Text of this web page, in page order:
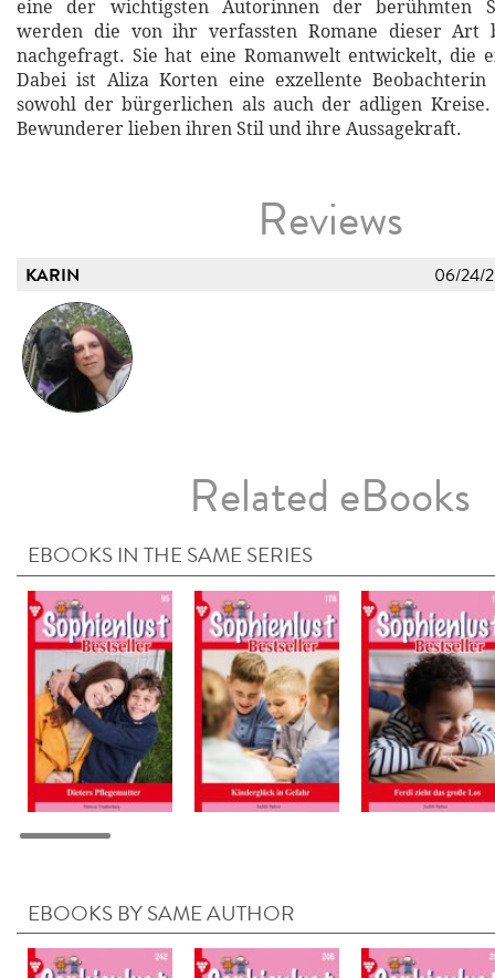
eine der wichtigsten Autorinnen der berühmten
werden die von ihr verfassten Romane dieser Art
nachgefragt. Sie hat eine Romanwelt entwickelt, die
Dabei ist Aliza Korten eine exzellente Beobachterin
sowohl der bürgerlichen als auch der adligen
Bewunderer lieben ihren Stil und ihre Aussagekraft.
Reviews
KARIN 06/24/
Related eBooks
EBOOKS IN THE SAME SERIES
EBOOKS BY SAME AUTHOR